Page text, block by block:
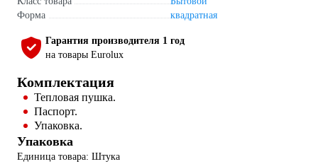
Форма
квадратная
Гарантия производителя 1 год
на товары Eurolux
Комплектация
Тепловая пушка.
Паспорт.
Упаковка.
Упаковка
Единица товара: Штука